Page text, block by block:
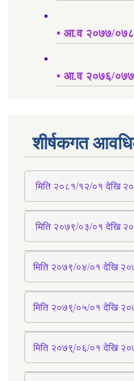
• आ.व २०७७/०७८
• आ.व २०७६/०७७
शीर्षकगत
मिति २०८१/१२/०१ देखि
मिति २०७९/०३/०१ देखि
मिति २०७९/०४/०१ देखि
मिति २०७९्/०५/०१ देखि
मिति २०७९्/०६/०१ देखि